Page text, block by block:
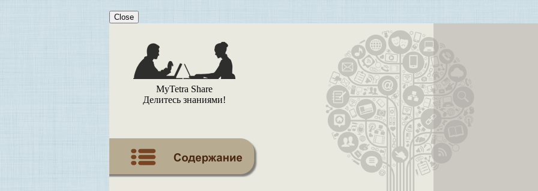
Close
MyTetra Share
Делитесь знаниями!